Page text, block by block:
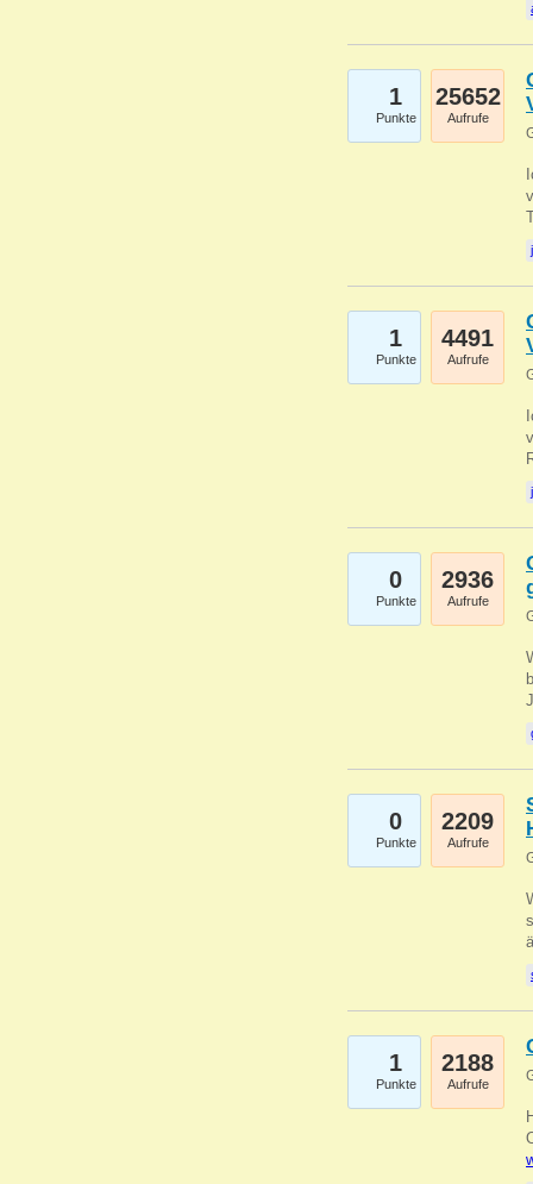
1
Punkte
25652
Aufrufe
1
Punkte
4491
Aufrufe
0
Punkte
2936
Aufrufe
0
Punkte
2209
Aufrufe
1
Punkte
2188
Aufrufe